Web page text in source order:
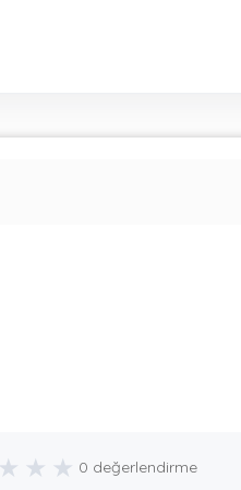
★ ★ ★ 0 değerlendirme